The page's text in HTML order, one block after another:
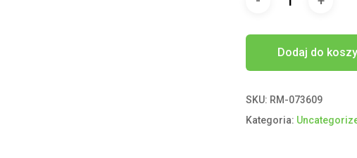
Dodaj do
SKU: RM-073609
Kategoria: